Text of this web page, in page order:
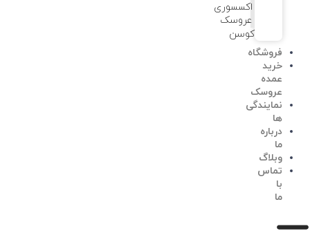
اکسسوری
عروسک
کوسن
فروشگاه
خرید
عمده
عروسک
نمایندگی
ها
درباره
ما
وبلاگ
تماس
با
ما